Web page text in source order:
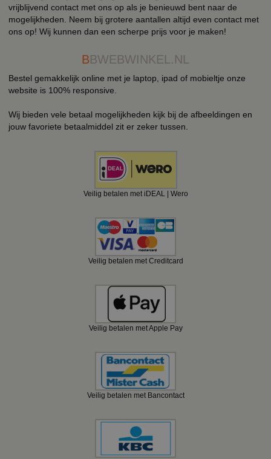
vrijblijvend contact met ons op als je benieuwd bent naar de
mogelijkheden. Neem bij grotere aantallen altijd even contact met
ons op! Wij kunnen dan een scherpe prijs voor je maken!
BBWEBWINKEL.NL
Bestel gemakkelijk online met je laptop, ipad of mobieltje onze
website is 100% responsive.
Wij bieden vele betaal mogelijkheden kijk bij de afbeeldingen en
jouw favoriete betaalmiddel zit er zeker tussen.
Veilig betalen met iDEAL | Wero
Veilig betalen met Creditcard
Veilig betalen met Apple Pay
Veilig betalen met Bancontact